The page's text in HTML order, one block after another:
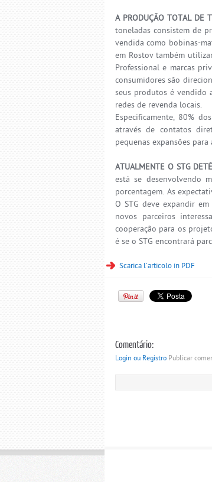
A PRODUÇÃO TOTAL DE
toneladas consistem de
vendida como bobinas-
em Rostov também
Professional e marcas
consumidores são
seus produtos é vendido
redes de revenda locais.
Especificamente, 80%
através de contatos
pequenas expansões
ATUALMENTE O STG
está se desenvolvendo
porcentagem. As
O STG deve expandir
novos parceiros
cooperação para os
é se o STG encontrará
Scarica l’articolo in PDF
Comentário:
Login ou Registro Publicar